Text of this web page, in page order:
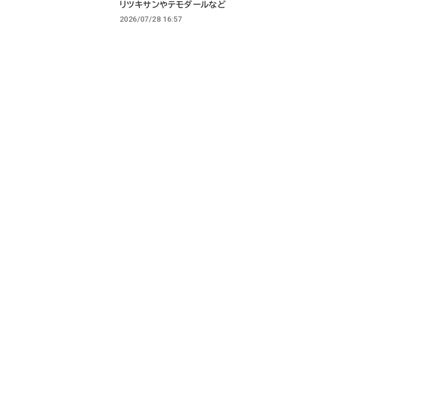
リツキサンやテモダールなど
2026/07/28 16:57